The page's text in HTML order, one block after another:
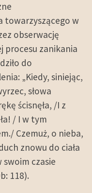
towarzyszącego w
obserwację
procesu zanikania
do
„Kiedy, siniejąc,
słowa
ścisnęła, /I z
/ I w tym
Czemuż, o nieba,
znowu do ciała
swoim czasie
118).